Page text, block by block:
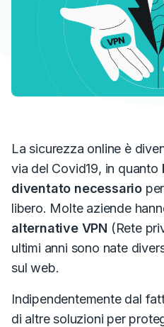
La sicurezza online è
via del Covid19, in quanto
diventato necessario
libero. Molte aziende
alternative VPN (Rete
ultimi anni sono nate
sul web.
Indipendentemente dal
di altre soluzioni per